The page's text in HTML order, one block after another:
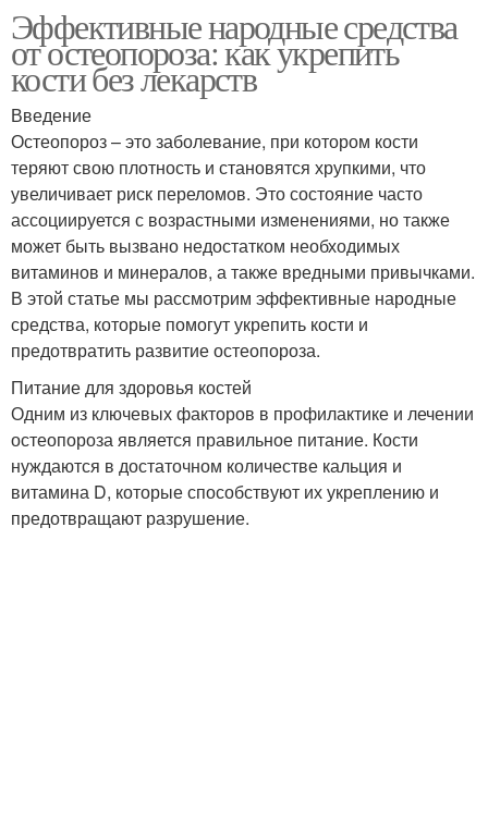
Эффективные народные средства
от остеопороза: как укрепить
кости без лекарств
Введение
Остеопороз – это заболевание, при котором кости
теряют свою плотность и становятся хрупкими, что
увеличивает риск переломов. Это состояние часто
ассоциируется с возрастными изменениями, но также
может быть вызвано недостатком необходимых
витаминов и минералов, а также вредными привычками.
В этой статье мы рассмотрим эффективные народные
средства, которые помогут укрепить кости и
предотвратить развитие остеопороза.
Питание для здоровья костей
Одним из ключевых факторов в профилактике и лечении
остеопороза является правильное питание. Кости
нуждаются в достаточном количестве кальция и
витамина D, которые способствуют их укреплению и
предотвращают разрушение.